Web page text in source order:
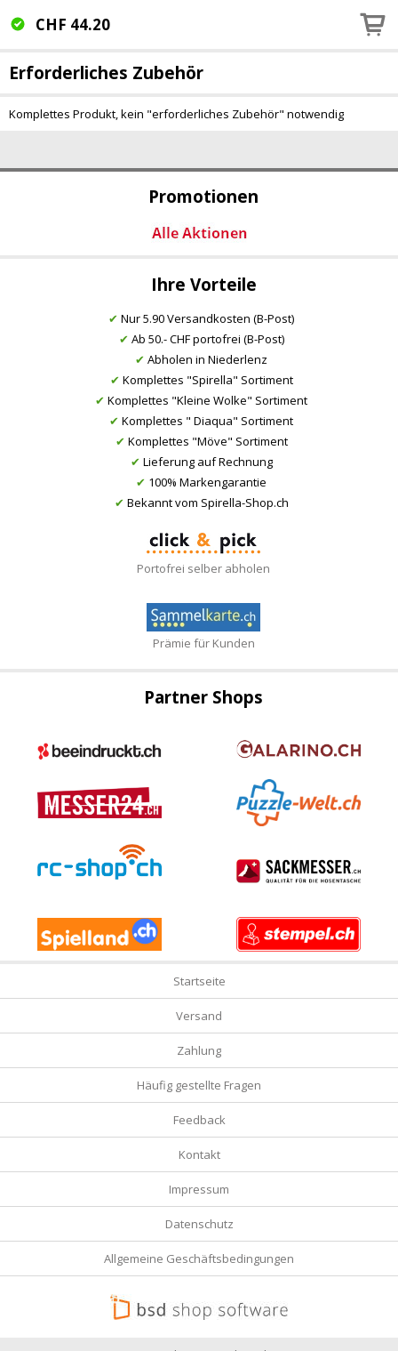
Promotionen
Ihre Vorteile
✔ Nur 5.90 Versandkosten (B-Post)
✔ Ab 50.- CHF portofrei (B-Post)
✔ Abholen in Niederlenz
✔ Komplettes "Spirella" Sortiment
✔ Komplettes "Kleine Wolke" Sortiment
✔ Komplettes " Diaqua" Sortiment
✔ Komplettes "Möve" Sortiment
✔ Lieferung auf Rechnung
✔ 100% Markengarantie
✔ Bekannt vom Spirella-Shop.ch
Portofrei selber abholen
Prämie für Kunden
CHF 44.20
Erforderliches Zubehör
Komplettes Produkt, kein "erforderliches Zubehör" notwendig
Partner Shops
Startseite
Versand
Zahlung
Häufig gestellte Fragen
Feedback
Kontakt
Impressum
Datenschutz
Allgemeine Geschäftsbedingungen